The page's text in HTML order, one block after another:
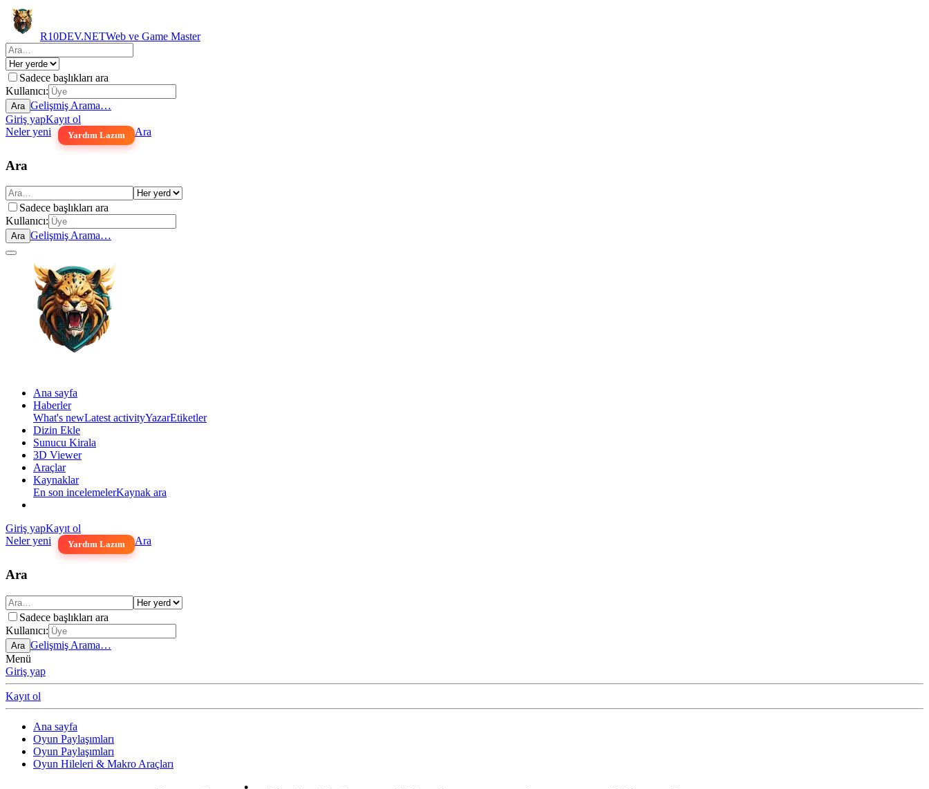
R10DEV.NETWeb ve Game Master
Sadece başlıkları ara
Kullanıcı:
Ara Gelişmiş Arama…
Giriş yapKayıt ol
Neler yeni
Yardım Lazım Ara
Ara
Sadece başlıkları ara
Kullanıcı:
Ara Gelişmiş Arama…
Ana sayfa
Haberler
What's newLatest activityYazarEtiketler
Dizin Ekle
Sunucu Kirala
3D Viewer
Araçlar
Kaynaklar
En son incelemelerKaynak ara
Giriş yapKayıt ol
Neler yeni
Yardım Lazım Ara
Ara
Sadece başlıkları ara
Kullanıcı:
Ara Gelişmiş Arama…
Menü
Giriş yap
Kayıt ol
Ana sayfa
Oyun Paylaşımları
Oyun Paylaşımları
Oyun Hileleri & Makro Araçları